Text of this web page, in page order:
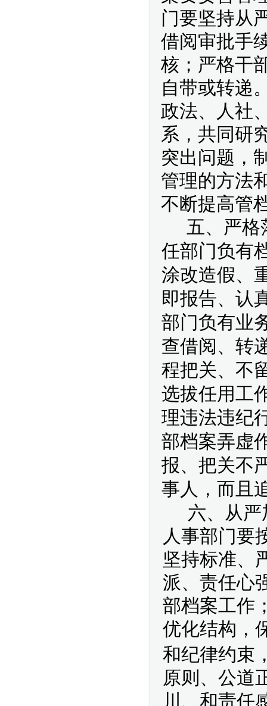
门要坚持从
借阅审批手
核；严格干
自带或转递
政法、人社
系，共同研
突出问题，
管理的方法
不断提高管
五、严格
任部门负有
涂改造假、
即报告、认
部门负有业
查借阅、转
程把关、不
选拔任用工
理违法违纪
部档案弄虚
报、把关不
事人，而且
六、从
人事部门要
坚持标准、
派、责任心
部档案工作
优化结构，
和纪律约束
原则、公道
川、和责任